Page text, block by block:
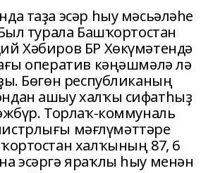
таҙа эсәр һыу мәсьәләһе
турала Башҡортостан
Хәбиров БР Хөкүмәтендә
оператив кәңәшмәлә лә
Бөгөн республиканың
ашыу халҡы сифатһыҙ
Торлаҡ-коммуналь
мәғлүмәттәре
халҡының 87, 6
эсәргә яраҡлы һыу менән